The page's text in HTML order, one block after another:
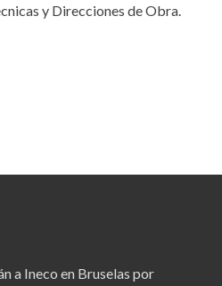
y Direcciones de Obra.
a Ineco en Bruselas por